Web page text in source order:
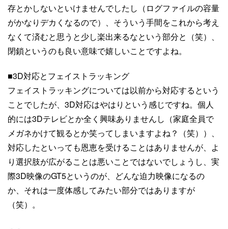
存とかしないといけませんでしたし（ログファイルの容量
がかなりデカくなるので）、そういう手間をこれから考え
なくて済むと思うと少し楽出来るなという部分と（笑）、
閉鎖というのも良い意味で嬉しいことですよね。
■3D対応とフェイストラッキング
フェイストラッキングについては以前から対応するという
ことでしたが、3D対応はやはりという感じですね。個人
的には3Dテレビとか全く興味ありませんし（家庭全員で
メガネかけて観るとか笑ってしまいますよね？（笑））、
対応したといっても恩恵を受けることはありませんが、よ
り選択肢が広がることは悪いことではないでしょうし、実
際3D映像のGT5というのが、どんな迫力映像になるの
か、それは一度体感してみたい部分ではありますが
（笑）。